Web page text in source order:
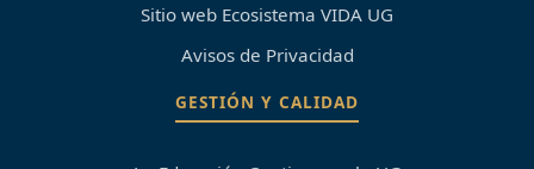
Sitio web Ecosistema VIDA UG
Avisos de Privacidad
GESTIÓN Y CALIDAD